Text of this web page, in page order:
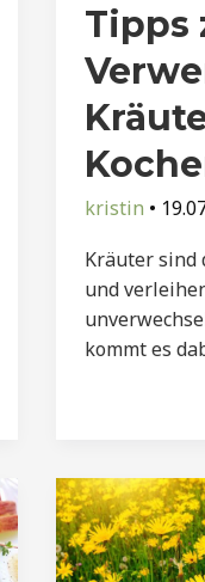
Tipps
kristin •
Kräuter sind
und
kommt es